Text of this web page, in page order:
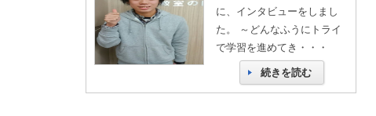
に、インタビューをしまし
た。 ～どんなふうにトライ
で学習を進めてき・・・
続きを読む